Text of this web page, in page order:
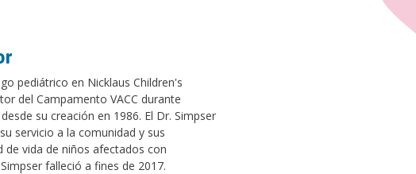
pediátrico en Nicklaus Children's
del Campamento VACC durante
su creación en 1986. El Dr. Simpser
servicio a la comunidad y sus
vida de niños afectados con
falleció a fines de 2017.